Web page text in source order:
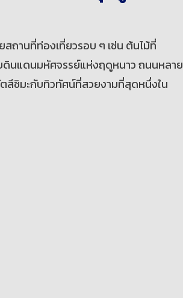
ถานที่ท่องเที่ยวรอบ ๆ เช่น ต้นไม้ที่
ดินแดนมหัศจรรย์แห่งฤดูหนาว ถนนหลาย
สึชิมะกับทิวทัศน์ที่สวยงามที่สุดหนึ่งใน